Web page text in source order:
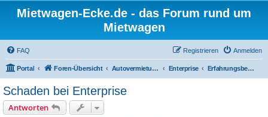
Mietwagen-Ecke.de - das Forum rund um
Mietwagen
FAQ Anmelden
Registrieren
Portal Foren-Übersicht Autovermietungen Enterprise Erfahrungsberichte
Schaden bei Enterprise
Antworten